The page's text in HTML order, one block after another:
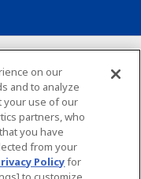
Lokasi seluruh dunia
yang dianjurkan
on our
and to analyze
your use of our
partners, who
you have
from your
Policyfor